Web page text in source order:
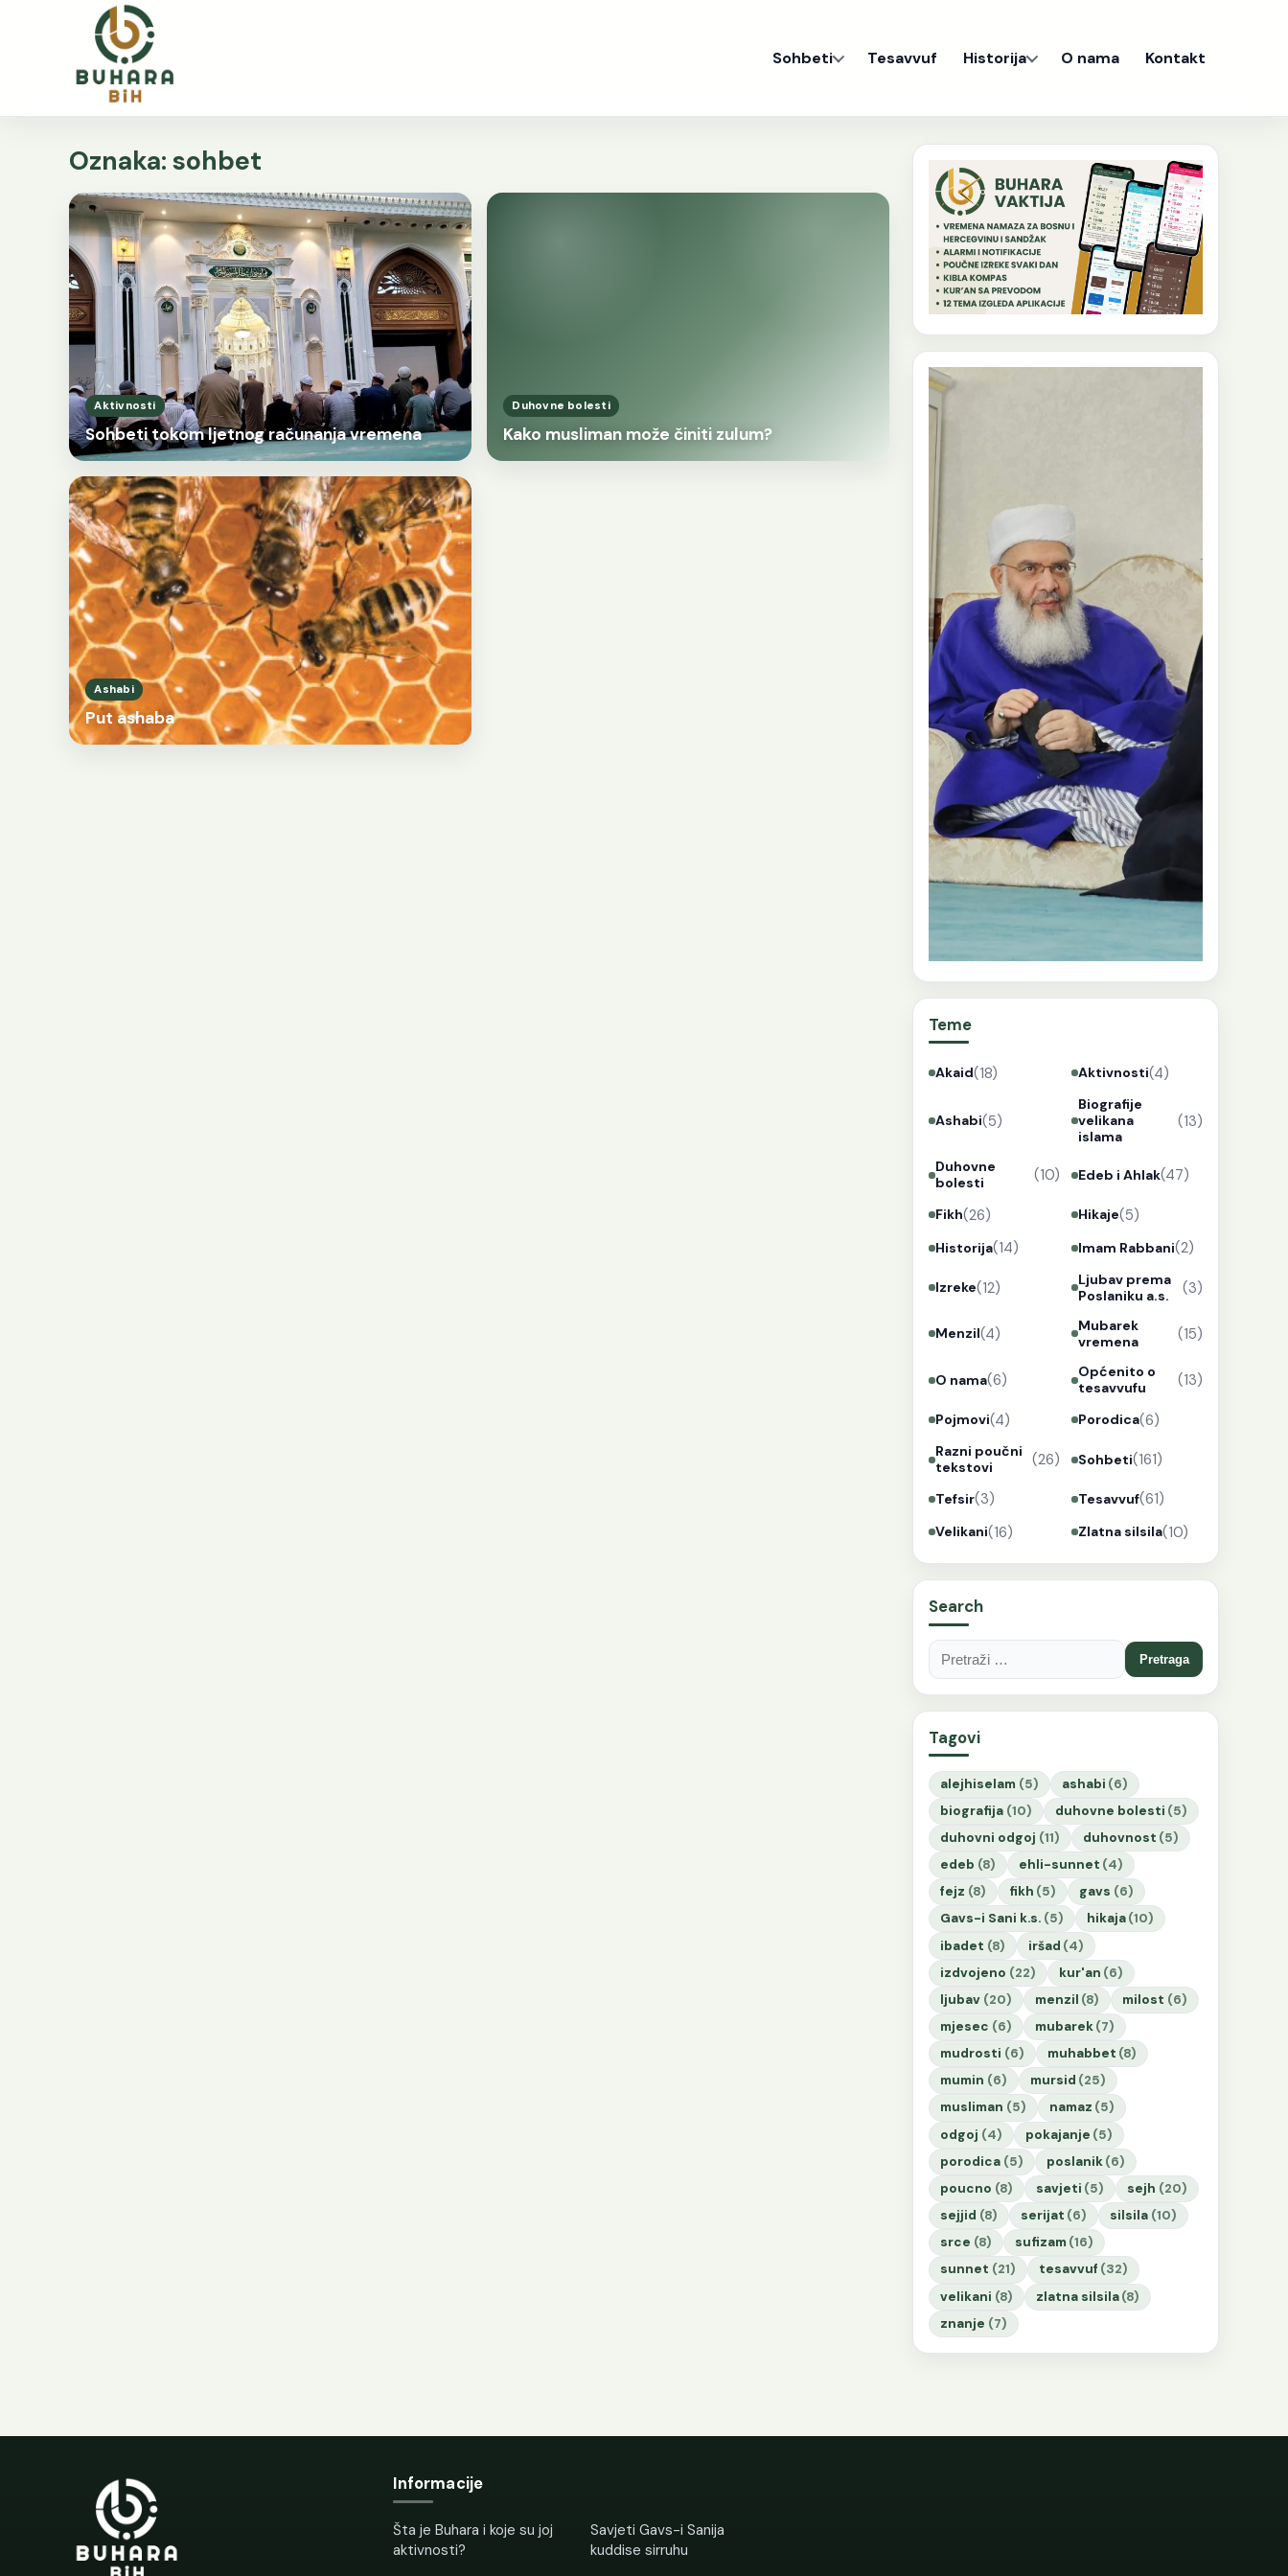
Sohbeti Tesavvuf Historija O nama Kontakt
Oznaka: sohbet
Aktivnosti
Sohbeti tokom ljetnog računanja vremena
Duhovne bolesti
Kako musliman može činiti zulum?
Ashabi
Put ashaba
Teme
Akaid(18) Aktivnosti(4)
Ashabi(5)
Biografije
velikana
islama
(13)
Duhovne
bolesti
(10) Edeb i Ahlak(47)
Fikh(26) Hikaje(5)
Historija(14) Imam Rabbani(2)
Izreke(12)
Ljubav prema
Poslaniku a.s.
(3)
Menzil(4)
Mubarek
vremena
(15)
O nama(6)
Općenito o
tesavvufu
(13)
Pojmovi(4) Porodica(6)
Razni poučni
tekstovi
(26) Sohbeti(161)
Tefsir(3) Tesavvuf(61)
Velikani(16) Zlatna silsila(10)
Search
Pretraga:
Tagovi
alejhiselam (5) ashabi (6)
biografija (10) duhovne bolesti (5)
duhovni odgoj (11) duhovnost (5)
edeb (8) ehli-sunnet (4)
fejz (8) fikh (5) gavs (6)
Gavs-i Sani k.s. (5) hikaja (10)
ibadet (8) iršad (4)
izdvojeno (22) kur'an (6)
ljubav (20) menzil (8) milost (6)
mjesec (6) mubarek (7)
mudrosti (6) muhabbet (8)
mumin (6) mursid (25)
musliman (5) namaz (5)
odgoj (4) pokajanje (5)
porodica (5) poslanik (6)
poucno (8) savjeti (5) sejh (20)
sejjid (8) serijat (6) silsila (10)
srce (8) sufizam (16)
sunnet (21) tesavvuf (32)
velikani (8) zlatna silsila (8)
znanje (7)
Informacije
Šta je Buhara i koje su joj
aktivnosti?
Savjeti Gavs-i Sanija
kuddise sirruhu